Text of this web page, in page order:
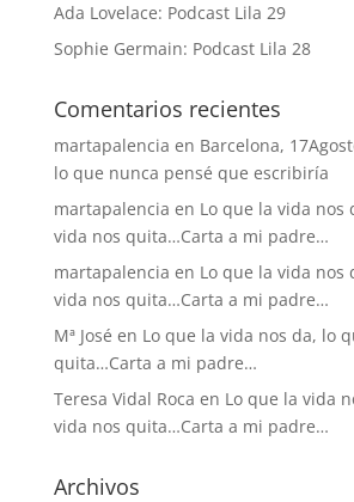
Ada Lovelace: Podcast Lila 29
Sophie Germain: Podcast Lila 28
Comentarios recientes
martapalencia en Barcelona,
lo que nunca pensé que escribiría
martapalencia en Lo que la vida nos
vida nos quita…Carta a mi padre…
martapalencia en Lo que la vida nos
vida nos quita…Carta a mi padre…
Mª José en Lo que la vida nos da, lo
quita…Carta a mi padre…
Teresa Vidal Roca en Lo que la vida
vida nos quita…Carta a mi padre…
Archivos